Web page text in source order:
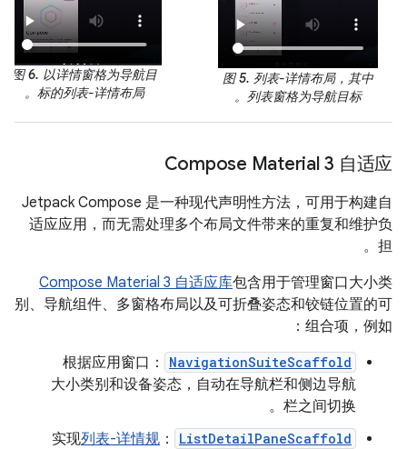
图 5. 列表-详情布局，其中
列表窗格为导航目标。
图 6. 以详情窗格为导航目
标的列表-详情布局。
Compose Material 3 自适应
Jetpack Compose 是一种现代声明性方法，可用于构建自
适应应用，而无需处理多个布局文件带来的重复和维护负
担。
Compose Material 3 自适应库包含用于管理窗口大小类
别、导航组件、多窗格布局以及可折叠姿态和铰链位置的可
组合项，例如：
NavigationSuiteScaffold
：根据应用窗口
大小类别和设备姿态，自动在导航栏和侧边导航
栏之间切换。
ListDetailPaneScaffold
：实现
列表-详情规